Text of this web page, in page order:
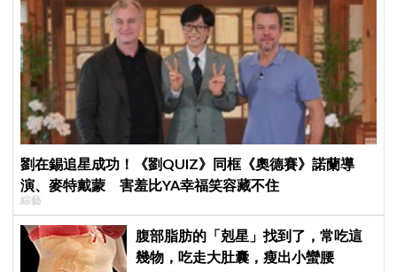
劉在錫追星成功！《劉QUIZ》同框《奧德賽》諾蘭導
演、麥特戴蒙 害羞比YA幸福笑容藏不住
綜藝
腹部脂肪的「剋星」找到了，常吃這
幾物，吃走大肚囊，瘦出小蠻腰